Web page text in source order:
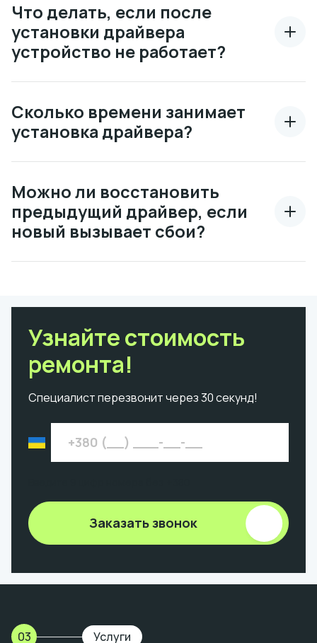
Что делать, если после
установки драйвера
устройство не работает?
Сколько времени занимает
установка драйвера?
Можно ли восстановить
предыдущий драйвер, если
новый вызывает сбои?
Узнайте стоимость
ремонта!
Специалист перезвонит через 30 секунд!
Заказать звонок
03 Услуги